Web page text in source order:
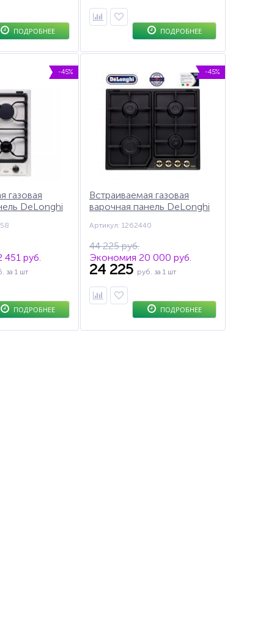
ПОДРОБНЕЕ ПОДРОБНЕЕ
-45%
газовая
DeLonghi
руб.
за 1 шт
ПОДРОБНЕЕ
-45%
Встраиваемая газовая
варочная панель DeLonghi
автоподжиг, газ-контроль
Артикул: 1262440
44 225 руб.
Экономия 20 000 руб.
24 225 руб. за 1 шт
ПОДРОБНЕЕ